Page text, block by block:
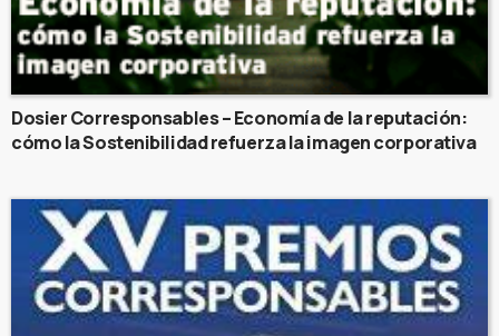
Dosier Corresponsables – Economía de la reputación:
cómo la Sostenibilidad refuerza la imagen corporativa